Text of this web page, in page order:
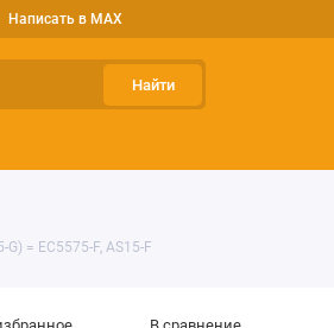
Написать в MAX
Найти
= EC5575-F, AS15-F